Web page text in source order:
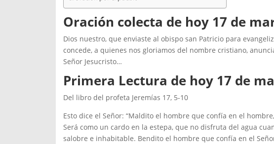
Oración colecta de hoy 17 de
Dios nuestro, que enviaste al obispo san Patricio para
concede, a quienes nos gloriamos del nombre cristiano,
Señor Jesucristo…
Primera Lectura de hoy 17 de
Del libro del profeta Jeremías 17, 5-10
Esto dice el Señor: “Maldito el hombre que confía en el
Será como un cardo en la estepa, que no disfruta del agua
salobre e inhabitable. Bendito el hombre que confía en el